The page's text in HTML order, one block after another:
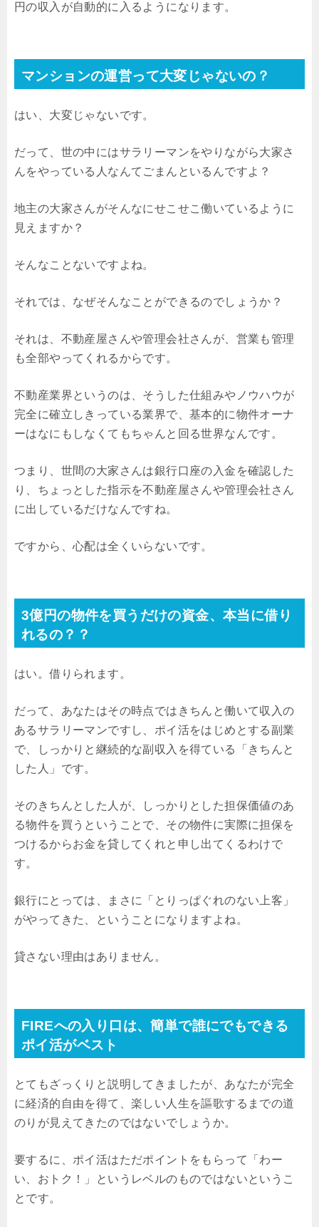
円の収入が自動的に入るようになります。
マンションの運営って大変じゃないの？
はい、大変じゃないです。
だって、世の中にはサラリーマンをやりながら大家さ
んをやっている人なんてごまんといるんですよ？
地主の大家さんがそんなにせこせこ働いているように
見えますか？
そんなことないですよね。
それでは、なぜそんなことができるのでしょうか？
それは、不動産屋さんや管理会社さんが、営業も管理
も全部やってくれるからです。
不動産業界というのは、そうした仕組みやノウハウが
完全に確立しきっている業界で、基本的に物件オーナ
ーはなにもしなくてもちゃんと回る世界なんです。
つまり、世間の大家さんは銀行口座の入金を確認した
り、ちょっとした指示を不動産屋さんや管理会社さん
に出しているだけなんですね。
ですから、心配は全くいらないです。
3億円の物件を買うだけの資金、本当に借り
れるの？？
はい。借りられます。
だって、あなたはその時点ではきちんと働いて収入の
あるサラリーマンですし、ポイ活をはじめとする副業
で、しっかりと継続的な副収入を得ている「きちんと
した人」です。
そのきちんとした人が、しっかりとした担保価値のあ
る物件を買うということで、その物件に実際に担保を
つけるからお金を貸してくれと申し出てくるわけで
す。
銀行にとっては、まさに「とりっぱぐれのない上客」
がやってきた、ということになりますよね。
貸さない理由はありません。
FIREへの入り口は、簡単で誰にでもできる
ポイ活がベスト
とてもざっくりと説明してきましたが、あなたが完全
に経済的自由を得て、楽しい人生を謳歌するまでの道
のりが見えてきたのではないでしょうか。
要するに、ポイ活はただポイントをもらって「わー
い、おトク！」というレベルのものではないというこ
とです。